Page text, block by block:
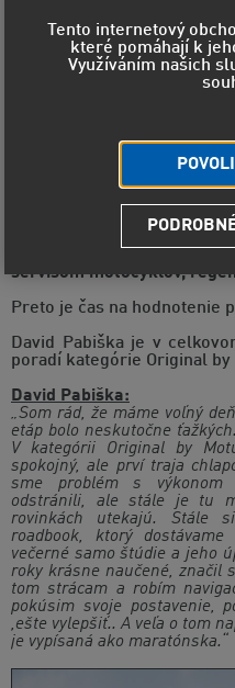
servisom motocyklov,
Preto je čas na hodnotenie
David Pabiška je v
poradí kategórie Original
David Pabiška:
„Som rád, že máme voľný
etáp bolo neskutočne
V kategórii Original by
spokojný, ale prví traja
sme problém s výkonom
odstránili, ale stále je tu
rovinkách utekajú. Stále
roadbook, ktorý
večerné samo štúdie a jeho
roky krásne naučené, značil
tom strácam a robím
pokúsim svoje postavenie,
,ešte vylepšiť.. A veľa o tom
je vypísaná ako maratónska.“
Tento internetový
které pomáhají k
Využíváním našich